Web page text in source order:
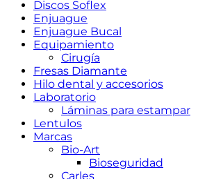
Discos Soflex
Enjuague
Enjuague Bucal
Equipamiento
Cirugía
Fresas Diamante
Hilo dental y accesorios
Laboratorio
Láminas para estampar
Lentulos
Marcas
Bio-Art
Bioseguridad
Carles